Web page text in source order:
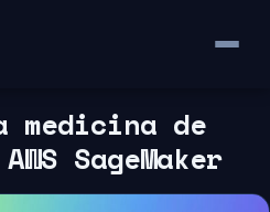
medicina de
SageMaker